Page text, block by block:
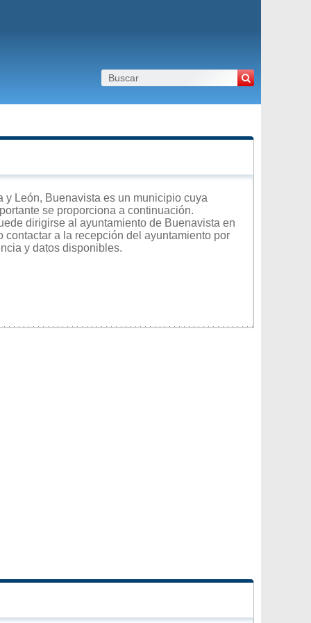
León, Buenavista es un municipio cuya
se proporciona a continuación.
dirigirse al ayuntamiento de Buenavista en
a la recepción del ayuntamiento por
y datos disponibles.